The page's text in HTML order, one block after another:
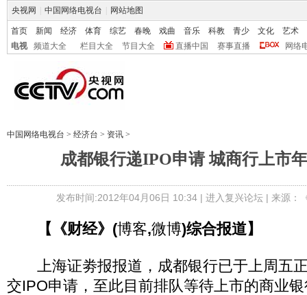
央视网 中国网络电视台 网站地图
首页 新闻 经济 体育 综艺 春晚 戏曲 音乐 科教 青少 文化
艺术
电视
频道大全 栏目大全 节目大全 直播中国 赛事直播 网络
中国网络电视台 > 经济台 > 资讯 >
成都银行递IPO申请 城商行上市
发布时间:2012年04月06日 10:34 | 进入复兴论坛| 来源：
【《财经》(博客,微博)综合报道】
上海证劵报报道，成都银行已于上周五
交IPO申请，至此目前排队等待上市的商业